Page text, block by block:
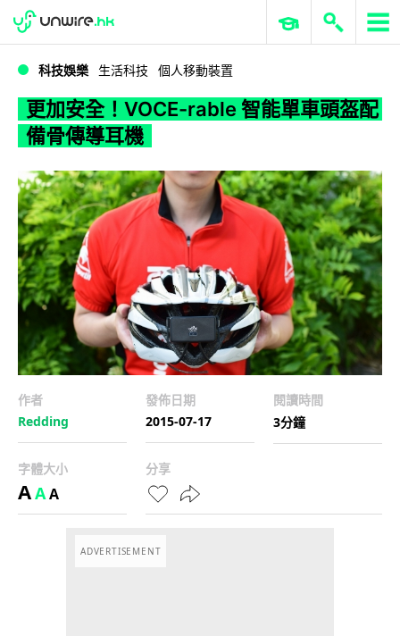
WWDC 2026 ERP 與商業 AI
科技娛樂 生活科技 個人移動裝置
更加安全！VOCE-rable 智能單車頭盔配
備骨傳導耳機
作者
Redding
發佈日期
2015-07-17
閱讀時間
3分鐘
字體大小
AAA
分享
ADVERTISEMENT